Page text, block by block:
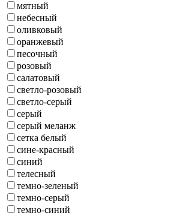
мятный
небесный
оливковый
оранжевый
песочный
розовый
салатовый
светло-розовый
светло-серый
серый
серый меланж
сетка белый
сине-красный
синий
телесный
темно-зеленый
темно-серый
темно-синий